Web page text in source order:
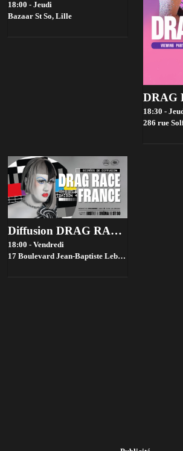
18:00 - Jeudi
Bazaar St So, Lille
18:30 -
286 rue
Diffusion DRAG RACE FRANCE saison 4 @ Bistrot ST SO by la House of Jambon Beurre
18:00 - Vendredi
17 Boulevard Jean-Baptiste Lebas, 59000 Lille, France,